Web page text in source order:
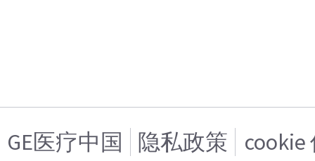
GE医疗中国 隐私政策 cookie